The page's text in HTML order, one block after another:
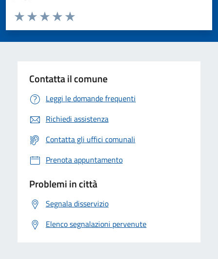
Valuta da 1 a 5 stelle la pagina
Valuta 5 stelle su 5
Valuta 4 stelle su 5
Valuta 3 stelle su 5
Valuta 2 stelle su 5
Valuta 1 stelle su 5
Contatta il comune
Leggi le domande frequenti
Richiedi assistenza
Contatta gli uffici comunali
Prenota appuntamento
Problemi in città
Segnala disservizio
Elenco segnalazioni pervenute